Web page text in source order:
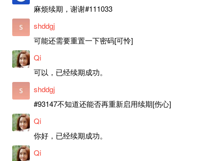
麻烦续期，谢谢#111033
shddgj
可能还需要重置一下密码[可怜]
Qi
可以，已经续期成功。
shddgj
#93147不知道还能否再重新启用续期[伤心]
Qi
你好，已经续期成功。
Qi